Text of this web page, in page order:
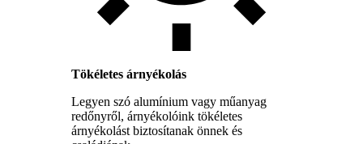
Tökéletes árnyékolás
Legyen szó alumínium vagy műanyag
redőnyről, árnyékolóink tökéletes
árnyékolást biztosítanak önnek és